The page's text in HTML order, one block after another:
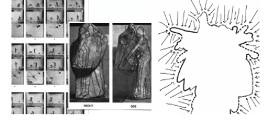
Seeing Like a City: el
Papel de las Imágenes
en Red en la